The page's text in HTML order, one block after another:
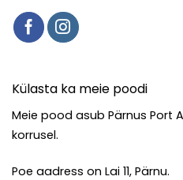
Külasta ka meie poodi
Meie pood asub Pärnus Port
korrusel.
Poe aadress on Lai 11, Pärnu.